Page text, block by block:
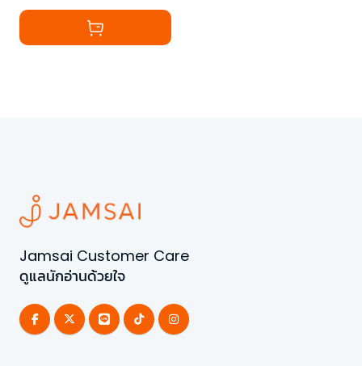
Jamsai Customer Care
ดูแลนักอ่านด้วยใจ